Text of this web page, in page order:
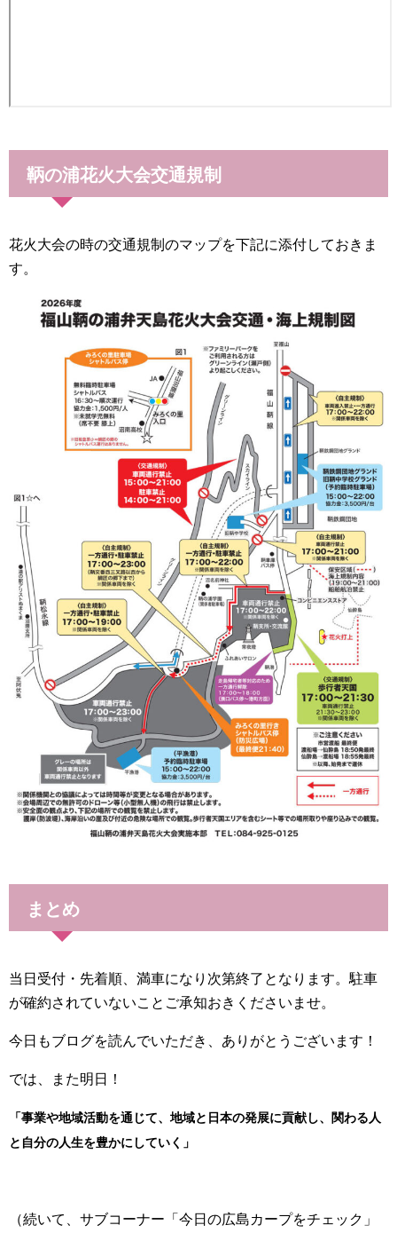
鞆の浦花火大会交通規制
花火大会の時の交通規制のマップを下記に添付しておきま
す。
まとめ
当日受付・先着順、満車になり次第終了となります。駐車
が確約されていないことご承知おきくださいませ。
今日もブログを読んでいただき、ありがとうございます！
では、また明日！
「事業や地域活動を通じて、地域と日本の発展に貢献し、関わる人
と自分の人生を豊かにしていく」
（続いて、サブコーナー「今日の広島カープをチェック」